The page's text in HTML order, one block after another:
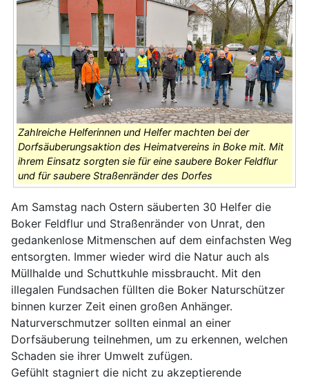
Zahlreiche Helferinnen und Helfer machten bei der
Dorfsäuberungsaktion des Heimatvereins in Boke mit. Mit
ihrem Einsatz sorgten sie für eine saubere Boker Feldflur
und für saubere Straßenränder des Dorfes
Am Samstag nach Ostern säuberten 30 Helfer die
Boker Feldflur und Straßenränder von Unrat, den
gedankenlose Mitmenschen auf dem einfachsten Weg
entsorgten. Immer wieder wird die Natur auch als
Müllhalde und Schuttkuhle missbraucht. Mit den
illegalen Fundsachen füllten die Boker Naturschützer
binnen kurzer Zeit einen großen Anhänger.
Naturverschmutzer sollten einmal an einer
Dorfsäuberung teilnehmen, um zu erkennen, welchen
Schaden sie ihrer Umwelt zufügen.
Gefühlt stagniert die nicht zu akzeptierende